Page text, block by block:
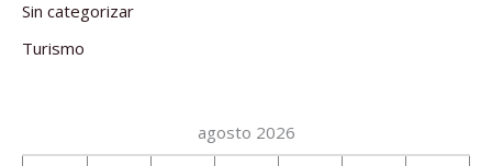
Sin categorizar
Turismo
agosto 2026